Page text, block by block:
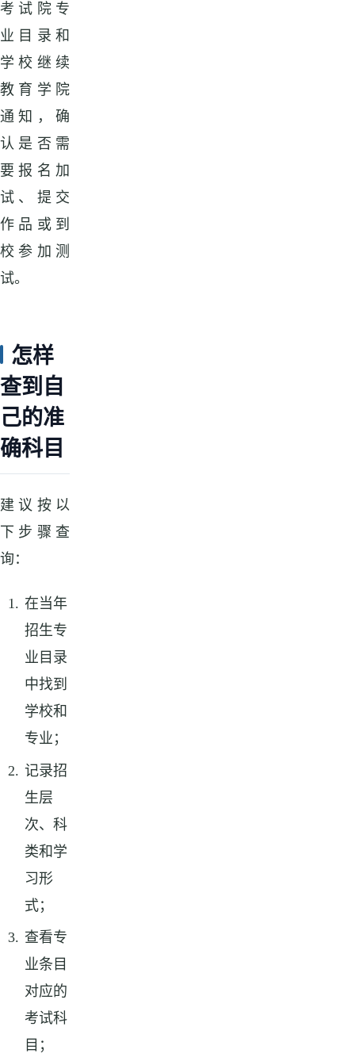
考试院专
业目录和
学校继续
教育学院
通知，确
认是否需
要报名加
试、提交
作品或到
校参加测
试。
怎样
查到自
己的准
确科目
建议按以
下步骤查
询：
在当年
招生专
业目录
中找到
学校和
专业；
记录招
生层
次、科
类和学
习形
式；
查看专
业条目
对应的
考试科
目；